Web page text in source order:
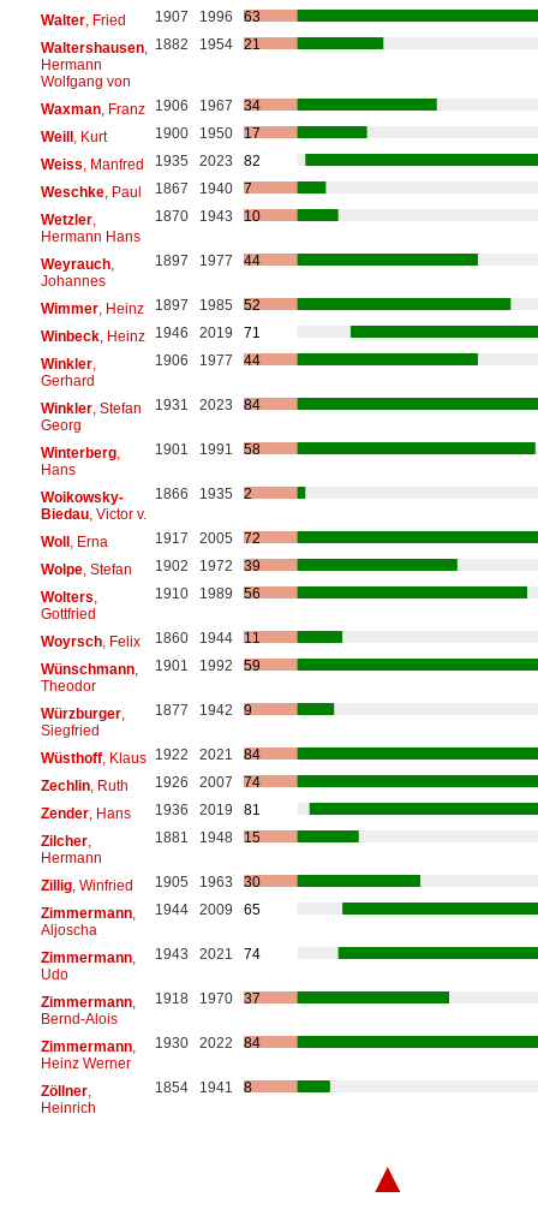
Walter, Fried 1907 1996
63
Waltershausen,
Hermann
Wolfgang von
1882 1954 21
Waxman, Franz 1906 1967
34
Weill, Kurt 1900 1950
17
Weiss , Manfred 1935 2023
82
Weschke, Paul 1867 1940
7
Wetzler,
Hermann Hans
1870 1943 10
Weyrauch,
Johannes
1897 1977 44
Wimmer, Heinz 1897 1985
52
Winbeck, Heinz 1946 2019
71
Winkler,
Gerhard
1906 1977 44
Winkler, Stefan
Georg
1931 2023 84
Winterberg,
Hans
1901 1991 58
Woikowsky-
Biedau, Victor v.
1866 1935 2
Woll, Erna 1917 2005
72
Wolpe, Stefan 1902 1972
39
Wolters
Gottfried
1910 1989 56
Woyrsch, Felix 1860 1944
11
Wünschmann,
Theodor
1901 1992 59
Würzburger,
Siegfried
1877 1942 9
Wüsthoff, Klaus 1922 2021
84
Zechlin, Ruth 1926 2007
74
Zender, Hans 1936 2019
81
Zilcher,
Hermann
1881 1948 15
Zillig, Winfried 1905 1963
30
Zimmermann,
Aljoscha
1944 2009 65
Zimmermann,
Udo
1943 2021 74
Zimmermann,
Bernd-Alois
1918 1970 37
Zimmermann,
Heinz Werner
1930 2022 84
Zöllner,
Heinrich
1854 1941 8
▲